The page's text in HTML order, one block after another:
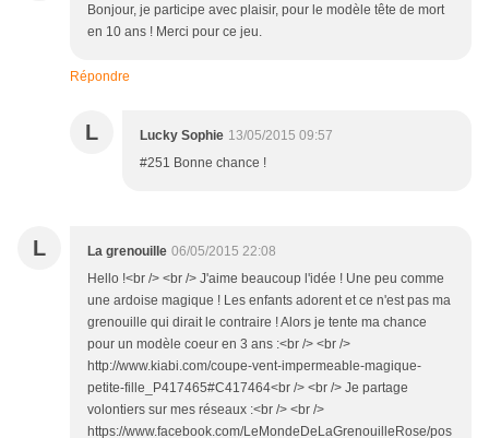
Bonjour, je participe avec plaisir, pour le modèle tête de mort
en 10 ans ! Merci pour ce jeu.
Répondre
L Lucky Sophie 13/05/2015 09:57
#251 Bonne chance !
L La grenouille 06/05/2015 22:08
Hello !<br /> <br /> J'aime beaucoup l'idée ! Une peu comme
une ardoise magique ! Les enfants adorent et ce n'est pas ma
grenouille qui dirait le contraire ! Alors je tente ma chance
pour un modèle coeur en 3 ans :<br /> <br />
http://www.kiabi.com/coupe-vent-impermeable-magique-
petite-fille_P417465#C417464<br /> <br /> Je partage
volontiers sur mes réseaux :<br /> <br />
https://www.facebook.com/LeMondeDeLaGrenouilleRose/pos